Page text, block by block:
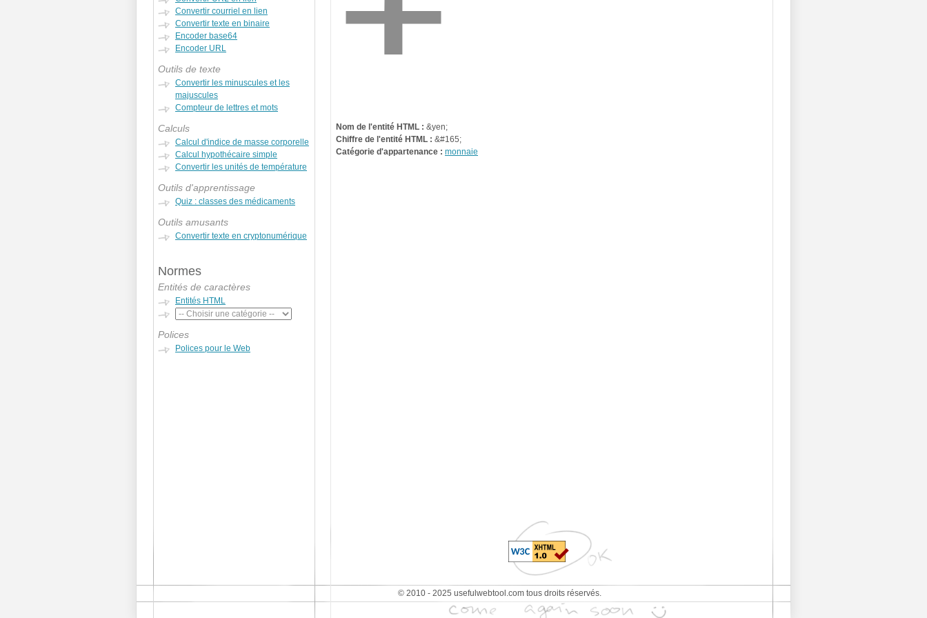
Convertir courriel en lien
Convertir texte en binaire
Encoder base64
Encoder URL
Outils de texte
Convertir les minuscules et les
majuscules
Compteur de lettres et mots
Calculs
Calcul d'indice de masse corporelle
Calcul hypothécaire simple
Convertir les unités de température
Outils d'apprentissage
Quiz : classes des médicaments
Outils amusants
Convertir texte en cryptonumérique
Normes
Entités de caractères
Entités HTML
Polices
Polices pour le Web
Nom de l'entité HTML : &yen;
Chiffre de l'entité HTML : &#165;
Catégorie d'appartenance : monnaie
© 2010 - 2025 usefulwebtool.com tous droits réservés.